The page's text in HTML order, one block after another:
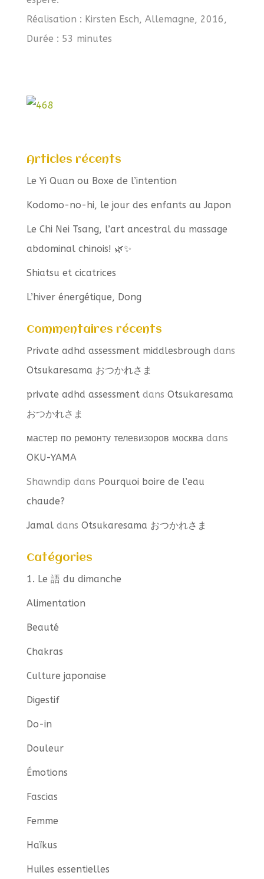
Réalisation : Kirsten Esch, Allemagne, 2016,
Durée : 53 minutes
Articles récents
Le Yi Quan ou Boxe de l’intention
Kodomo-no-hi, le jour des enfants au Japon
Le Chi Nei Tsang, l’art ancestral du massage
abdominal chinois! 🌿✨
Shiatsu et cicatrices
L’hiver énergétique, Dong
Commentaires récents
Private adhd assessment middlesbrough dans
Otsukaresama おつかれさま
private adhd assessmentdans Otsukaresama
おつかれさま
мастер по ремонту телевизоров москва dans
OKU-YAMA
Shawndip dans Pourquoi boire de l’eau
chaude?
Jamaldans Otsukaresama おつかれさま
Catégories
1. Le 語 du dimanche
Alimentation
Beauté
Chakras
Culture japonaise
Digestif
Do-in
Douleur
Émotions
Fascias
Femme
Haïkus
Huiles essentielles